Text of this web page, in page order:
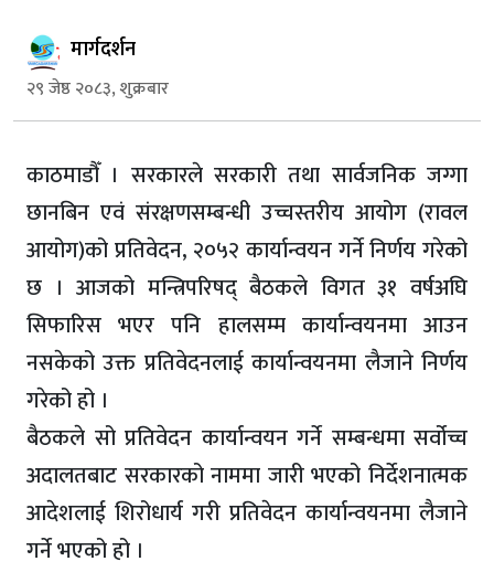
मार्गदर्शन
२९ जेष्ठ २०८३, शुक्रबार
काठमाडौँ । सरकारले सरकारी तथा सार्वजनिक जग्गा
छानबिन एवं संरक्षणसम्बन्धी उच्चस्तरीय आयोग (रावल
आयोग)को प्रतिवेदन, २०५२ कार्यान्वयन गर्ने निर्णय गरेको
छ । आजको मन्त्रिपरिषद् बैठकले विगत ३१ वर्षअघि
सिफारिस भएर पनि हालसम्म कार्यान्वयनमा आउन
नसकेको उक्त प्रतिवेदनलाई कार्यान्वयनमा लैजाने निर्णय
गरेको हो ।
बैठकले सो प्रतिवेदन कार्यान्वयन गर्ने सम्बन्धमा सर्वोच्च
अदालतबाट सरकारको नाममा जारी भएको निर्देशनात्मक
आदेशलाई शिरोधार्य गरी प्रतिवेदन कार्यान्वयनमा लैजाने
गर्ने भएको हो ।